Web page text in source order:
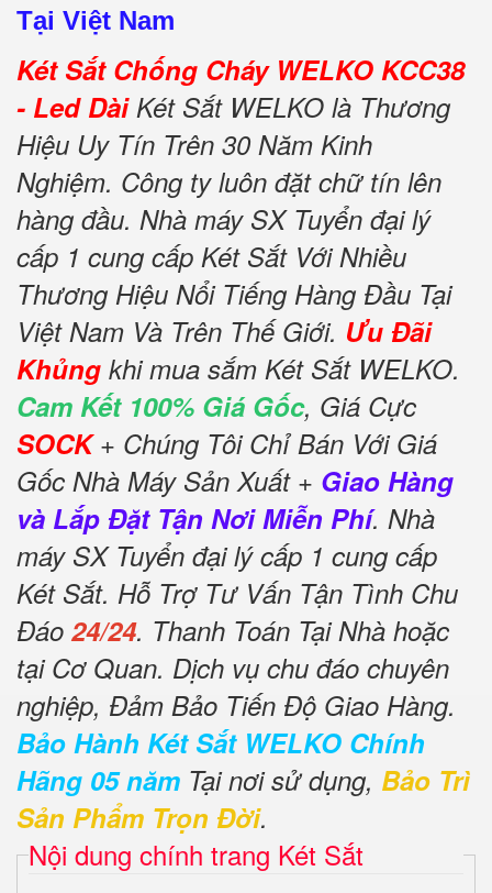
Tại Việt Nam
Két Sắt Chống Cháy WELKO KCC38
- Led DàiKét Sắt WELKO là Thương
Hiệu Uy Tín Trên 30 Năm Kinh
Nghiệm. Công ty luôn đặt chữ tín lên
hàng đầu. Nhà máy SX Tuyển đại lý
cấp 1 cung cấp Két Sắt Với Nhiều
Thương Hiệu Nổi Tiếng Hàng Đầu Tại
Việt Nam Và Trên Thế Giới. Ưu Đãi
Khủng khi mua sắm Két Sắt WELKO.
Cam Kết 100% Giá Gốc, Giá Cực
SOCK+ Chúng Tôi Chỉ Bán Với Giá
Gốc Nhà Máy Sản Xuất + Giao Hàng
và Lắp Đặt Tận Nơi Miễn Phí. Nhà
máy SX Tuyển đại lý cấp 1 cung cấp
Két Sắt. Hỗ Trợ Tư Vấn Tận Tình Chu
Đáo 24/24. Thanh Toán Tại Nhà hoặc
tại Cơ Quan. Dịch vụ chu đáo chuyên
nghiệp, Đảm Bảo Tiến Độ Giao Hàng.
Bảo Hành Két Sắt WELKO Chính
Hãng 05 năm Tại nơi sử dụng, Bảo Trì
Sản Phẩm Trọn Đời.
Nội dung chính trang Két Sắt